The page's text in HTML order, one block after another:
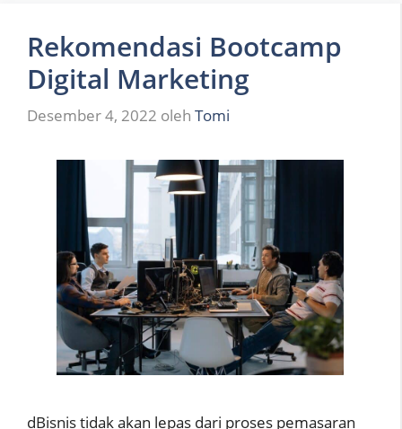
Rekomendasi Bootcamp
Digital Marketing
Desember 4, 2022 oleh Tomi
dBisnis tidak akan lepas dari proses pemasaran